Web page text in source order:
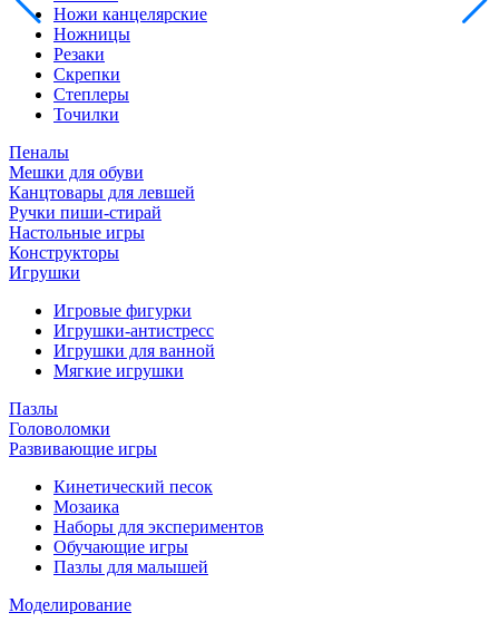
Ножи канцелярские
Ножницы
Резаки
Скрепки
Степлеры
Точилки
Пеналы
Мешки для обуви
Канцтовары для левшей
Ручки пиши-стирай
Настольные игры
Конструкторы
Игрушки
Игровые фигурки
Игрушки-антистресс
Игрушки для ванной
Мягкие игрушки
Пазлы
Головоломки
Развивающие игры
Кинетический песок
Мозаика
Наборы для экспериментов
Обучающие игры
Пазлы для малышей
Моделирование